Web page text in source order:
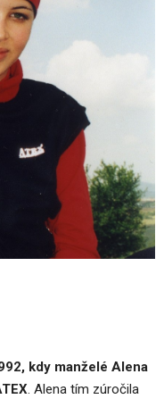
kdy manželé Alena
. Alena tím zúročila